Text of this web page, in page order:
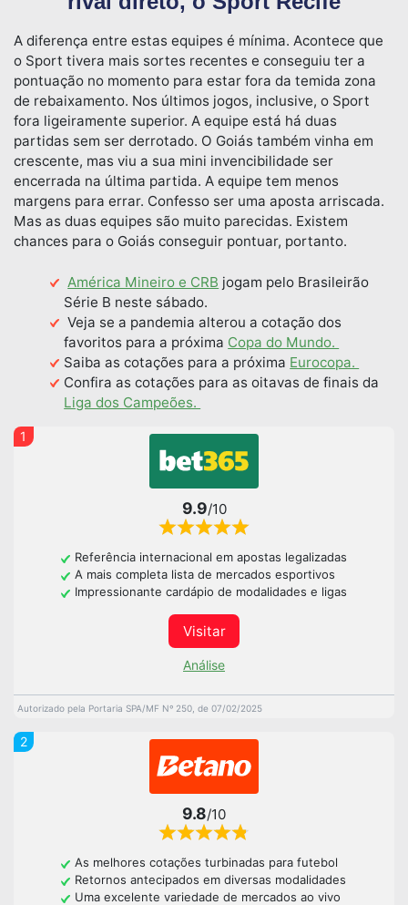
A diferença entre estas equipes é mínima. Acontece que
o Sport tivera mais sortes recentes e conseguiu ter a
pontuação no momento para estar fora da temida zona
de rebaixamento. Nos últimos jogos, inclusive, o Sport
fora ligeiramente superior. A equipe está há duas
partidas sem ser derrotado. O Goiás também vinha em
crescente, mas viu a sua mini invencibilidade ser
encerrada na última partida. A equipe tem menos
margens para errar. Confesso ser uma aposta arriscada.
Mas as duas equipes são muito parecidas. Existem
chances para o Goiás conseguir pontuar, portanto.
América Mineiro e CRB jogam pelo Brasileirão
Série B neste sábado.
Veja se a pandemia alterou a cotação dos
favoritos para a próxima Copa do Mundo.
Saiba as cotações para a próxima Eurocopa.
Confira as cotações para as oitavas de finais da
Liga dos Campeões.
1
9.9/10
Referência internacional em apostas legalizadas
A mais completa lista de mercados esportivos
Impressionante cardápio de modalidades e ligas
Visitar
Análise
Autorizado pela Portaria SPA/MF Nº 250, de 07/02/2025
2
9.8/10
As melhores cotações turbinadas para futebol
Retornos antecipados em diversas modalidades
Uma excelente variedade de mercados ao vivo